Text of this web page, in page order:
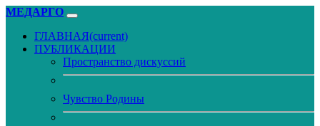
МЕДАРГО
ГЛАВНАЯ(current)
ПУБЛИКАЦИИ
Пространство дискуссий
Чувство Родины